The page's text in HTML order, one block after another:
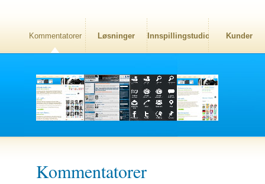
Kommentatorer Løsninger Innspillingstudio Kunder
Kommentatorer